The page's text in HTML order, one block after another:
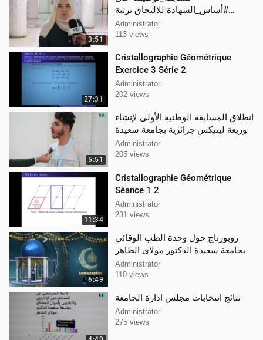
3:51
#أساس_الشهادة للالتحاق برتبة
#استاذ_مساعد
#بجامعة_سعيدة_الدكتور_مولاي_الطاه
Administrator
113 views
27:31
Cristallographie Géométrique
Exercice 3 Série 2
Administrator
202 views
5:51
انطلاق المسابقة الوطنية الأولى لإنشاء
توزيعة لينيكس جزائرية بجامعة سعيدة
الدكتور مولاي الطاهر
Administrator
205 views
11:34
Cristallographie Géométrique
Séance 1 2
Administrator
231 views
6:49
روبورتاج حول وحدة الطب الوقائي
بجامعة سعيدة الدكتور مولاي الطاهر
Administrator
110 views
نتائج انتخابات مجلس ادارة الجامعة
Administrator
275 views